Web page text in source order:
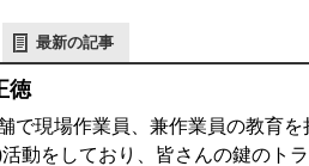
最新の記事
徳
で現場作業員、兼作業員の教育
動をしており、皆さんの鍵のト